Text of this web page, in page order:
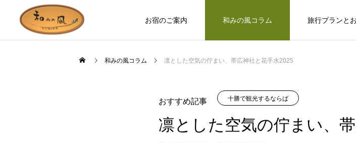
お宿のご案内 和みの風コラム 旅行プランと
保育園留学で大
も園 ぽっけ」っ
和みの風コラム 凛とした空気の佇まい、帯広神社と花手水2025
おすすめ記事 十勝で観光するならば
凛とした空気の佇まい、